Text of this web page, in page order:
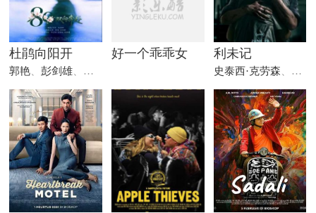
杜鹃向阳开
郭艳 、彭剑雄 井子翱
好一个乖乖女 利未记
史泰西·克劳森 乔·